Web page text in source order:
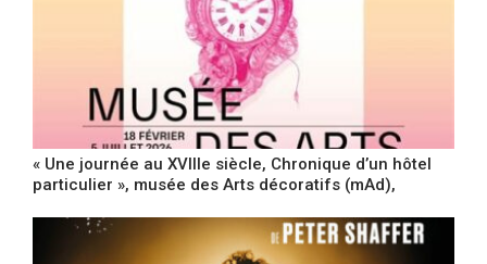
« Une journée au XVIIIe siècle, Chronique d’un hôtel
particulier », musée des Arts décoratifs (mAd),